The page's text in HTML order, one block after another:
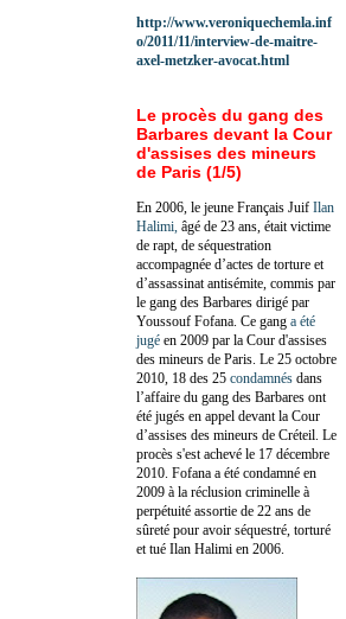
http://www.veroniquechemla.inf
o/2011/11/interview-de-maitre-
axel-metzker-avocat.html
Le procès du gang des
Barbares devant la Cour
d'assises des mineurs
de Paris (1/5)
En 2006, le jeune Français Juif Ilan
Halimi, âgé de 23 ans, était victime
de rapt, de séquestration
accompagnée d’actes de torture et
d’assassinat antisémite, commis par
le gang des Barbares dirigé par
Youssouf Fofana. Ce gang a été
jugé en 2009 par la Cour d'assises
des mineurs de Paris. Le 25 octobre
2010, 18 des 25 condamnés dans
l’affaire du gang des Barbares ont
été jugés en appel devant la Cour
d’assises des mineurs de Créteil. Le
procès s'est achevé le 17 décembre
2010. Fofana a été condamné en
2009 à la réclusion criminelle à
perpétuité assortie de 22 ans de
sûreté pour avoir séquestré, torturé
et tué Ilan Halimi en 2006.